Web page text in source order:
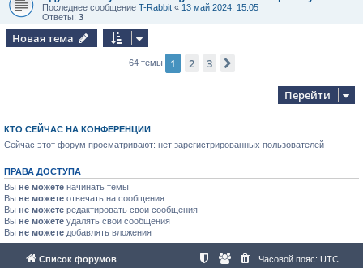
Последнее сообщение T-Rabbit « 13 май 2024, 15:05
Ответы: 3
Новая тема
64 темы 1 2 3
Перейти
КТО СЕЙЧАС НА КОНФЕРЕНЦИИ
Сейчас этот форум просматривают: нет зарегистрированных пользователей
ПРАВА ДОСТУПА
Вы не можете начинать темы
Вы не можете отвечать на сообщения
Вы не можете редактировать свои сообщения
Вы не можете удалять свои сообщения
Вы не можете добавлять вложения
Список форумов Часовой пояс: UTC